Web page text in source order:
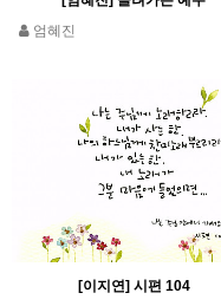
엄혜진
[이지연] 시편 104